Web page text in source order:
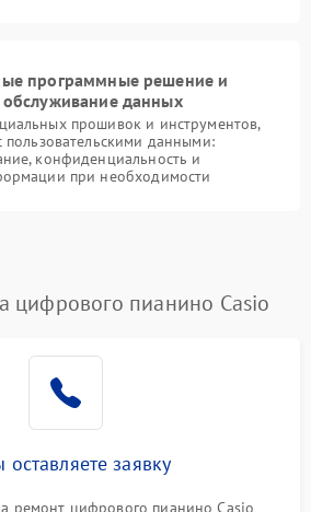
программные решение и
обслуживание данных
прошивок и инструментов,
пользовательскими данными:
конфиденциальность и
при необходимости
цифрового пианино Casio
оставляете заявку
ремонт цифрового пианино Casio